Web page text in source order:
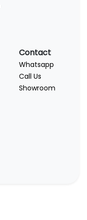
Contact
Whatsapp
Call Us
Showroom